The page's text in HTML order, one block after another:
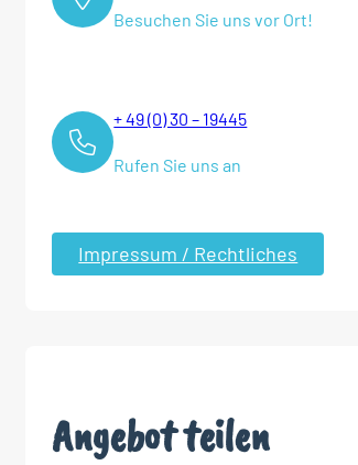
Besuchen Sie uns vor Ort!
+ 49 (0) 30 – 19445
Rufen Sie uns an
Impressum / Rechtliches
Angebot teilen